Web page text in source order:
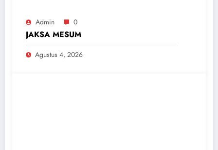
Admin 0
JAKSA MESUM
Agustus 4, 2026